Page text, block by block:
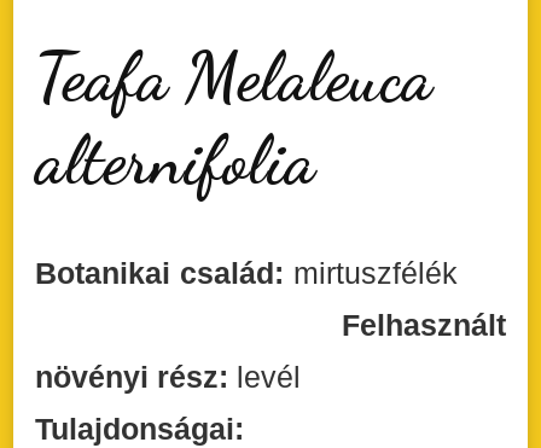
Teafa Melaleuca
alternifolia
Botanikai család: mirtuszfélék
Felhasznált
növényi rész: levél
Tulajdonságai: